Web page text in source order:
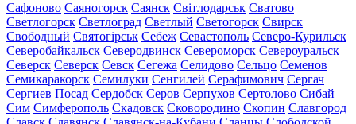
Сафоново Саяногорск Саянск Світлодарськ Сватово
Светлогорск Светлоград Светлый Светогорск Свирск
Свободный Святогірськ Себеж Севастополь Северо-Курильск
Северобайкальск Северодвинск Североморск Североуральск
Северск Северск Севск Сегежа Селидово Сельцо Семенов
Семикаракорск Семилуки Сенгилей Серафимович Сергач
Сергиев Посад Сердобск Серов Серпухов Сертолово Сибай
Сим Симферополь Скадовск Сковородино Скопин Славгород